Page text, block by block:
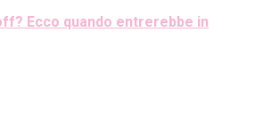
Ecco quando entrerebbe in